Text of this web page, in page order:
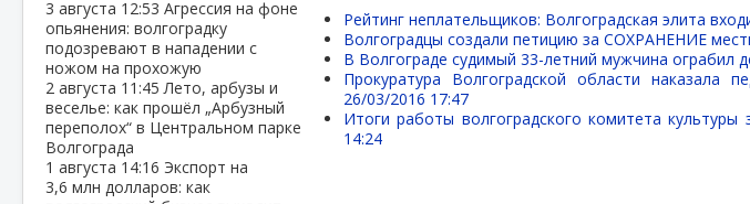
3 августа 12:53 Агрессия на фоне
опьянения: волгоградку
подозревают в нападении с
ножом на прохожую
2 августа 11:45Лето, арбузы и
веселье: как прошёл „Арбузный
переполох“ в Центральном парке
Волгограда
1 августа 14:16 Экспорт на
3,6 млн долларов: как
Рейтинг неплательщиков: Волгоградская элита
Волгоградцы создали петицию за СОХРАНЕНИЕ
В Волгограде судимый 33-летний мужчина ограбил
Прокуратура Волгоградской области наказала
26/03/2016 17:47
Итоги работы волгоградского комитета
14:24